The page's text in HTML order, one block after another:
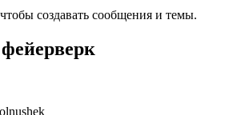
создавать сообщения и темы.